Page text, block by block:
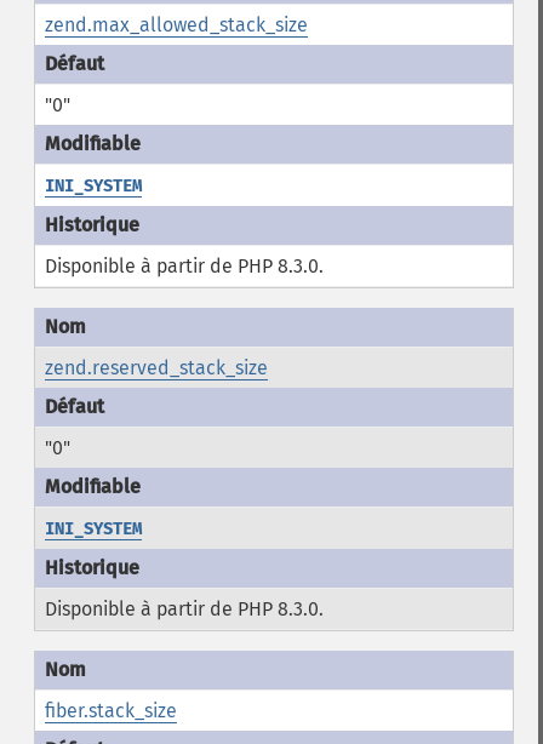
zend.max_allowed_stack_size
"0"
INI_SYSTEM
Disponible à partir de PHP 8.3.0.
zend.reserved_stack_size
"0"
INI_SYSTEM
Disponible à partir de PHP 8.3.0.
fiber.stack_size